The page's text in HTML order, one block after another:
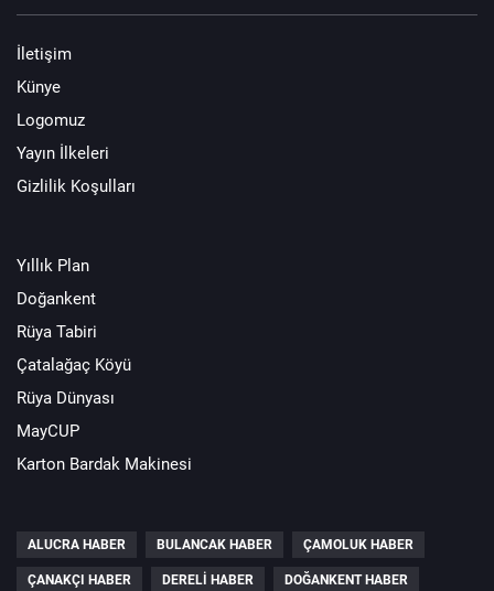
İletişim
Künye
Logomuz
Yayın İlkeleri
Gizlilik Koşulları
Yıllık Plan
Doğankent
Rüya Tabiri
Çatalağaç Köyü
Rüya Dünyası
MayCUP
Karton Bardak Makinesi
ALUCRA HABER BULANCAK HABER ÇAMOLUK HABER
ÇANAKÇI HABER DERELI HABER DOĞANKENT HABER